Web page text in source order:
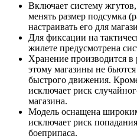
Включает систему
менять размер подсумка
настраивать его для
Для фиксации на
жилете предусмотрена
Хранение производится в
этому магазины не
быстрого движения.
исключает риск
магазина.
Модель оснащена
исключает риск
боеприпаса.